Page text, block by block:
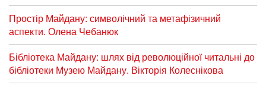
Простір Майдану: символічний та метафізичний
аспекти. Олена Чебанюк
Бібліотека Майдану: шлях від революційної читальні до
бібліотеки Музею Майдану. Вікторія Колеснікова